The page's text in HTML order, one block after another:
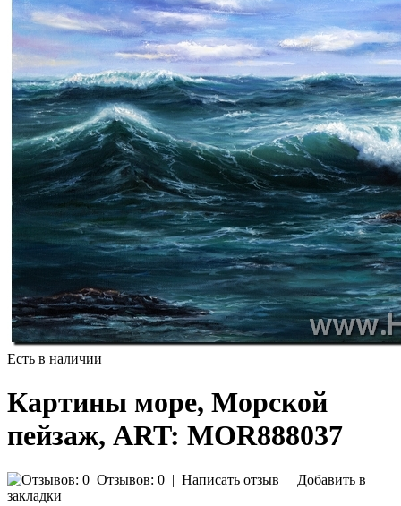
Есть в наличии
Картины море, Морской
пейзаж, ART: MOR888037
Отзывов: 0 | Написать отзыв
Добавить в
закладки